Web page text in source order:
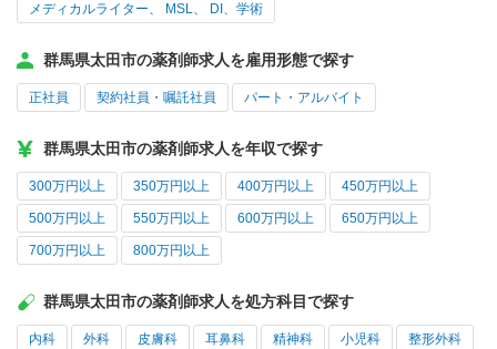
メディカルライター、 MSL、 DI、学術
群馬県太田市の薬剤師求人を雇用形態で探す
正社員 契約社員・嘱託社員 パート・アルバイト
群馬県太田市の薬剤師求人を年収で探す
300万円以上 350万円以上 400万円以上 450万円以上
500万円以上 550万円以上 600万円以上 650万円以上
700万円以上 800万円以上
群馬県太田市の薬剤師求人を処方科目で探す
内科 外科 皮膚科 耳鼻科 精神科 小児科 整形外科